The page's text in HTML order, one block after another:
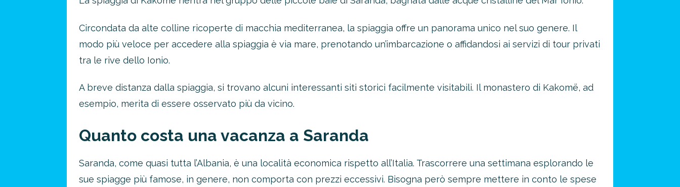
Circondata da alte colline ricoperte di macchia mediterranea, la spiaggia offre un panorama unico nel suo genere. Il
modo più veloce per accedere alla spiaggia è via mare, prenotando un’imbarcazione o affidandosi ai servizi di tour privati
tra le rive dello Ionio.
A breve distanza dalla spiaggia, si trovano alcuni interessanti siti storici facilmente visitabili. Il monastero di Kakomë, ad
esempio, merita di essere osservato più da vicino.
Quanto costa una vacanza a Saranda
Saranda, come quasi tutta l’Albania, è una località economica rispetto all’Italia. Trascorrere una settimana esplorando le
sue spiagge più famose, in genere, non comporta con prezzi eccessivi. Bisogna però sempre mettere in conto le spese